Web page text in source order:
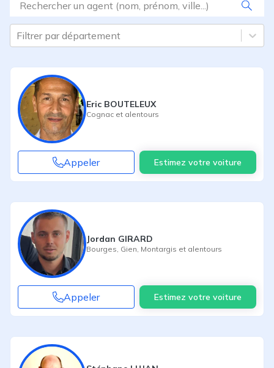
Filtrer par département
Eric BOUTELEUX
Cognac et alentours
Appeler Estimez votre voiture
Jordan GIRARD
Bourges Gien Montargis et alentours
Appeler Estimez votre voiture